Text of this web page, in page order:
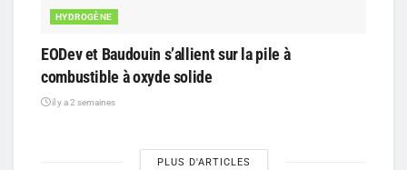
HYDROGÈNE
EODev et Baudouin s’allient sur la pile à
combustible à oxyde solide
il y a 2 semaines
PLUS D'ARTICLES